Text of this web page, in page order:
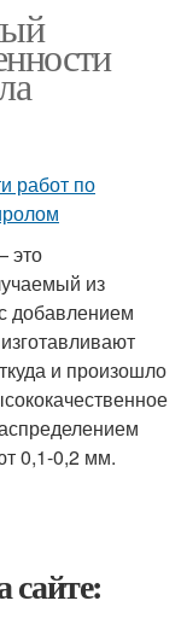
это
из
добавлением
и произошло
0,1-0,2 мм.
сайте: